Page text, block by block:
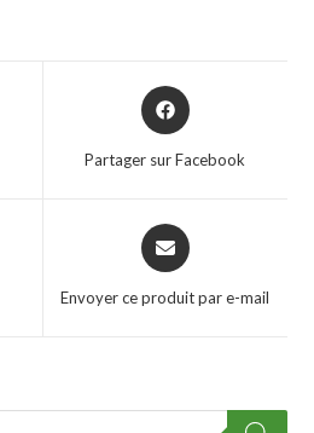
Partager sur Facebook
Envoyer ce produit par e-mail